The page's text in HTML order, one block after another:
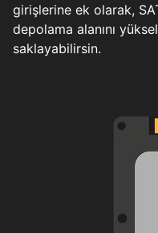
girişlerine ek olarak,
depolama alanını
saklayabilirsin.